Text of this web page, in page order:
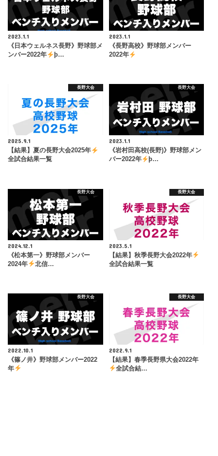
2023.1.1
《日本ウェルネス長野》野球部メ
ンバー2022年
þ…
2023.1.1
《長野高校》野球部メンバー
2022年
長野大会
2025.9.1
【結果】夏の長野大会2025年
全試合結果一覧
長野大会
2023.1.1
《岩村田高校(長野)》野球部メン
バー2022年
þ…
長野大会
2024.12.1
《松本第一》野球部メンバー
2024年
北信…
長野大会
2023.5.1
【結果】秋季長野大会2022年
全試合結果一覧
長野大会
2022.10.1
《篠ノ井》野球部メンバー2022
年
長野大会
2022.9.1
【結果】春季長野県大会2022年
全試合結…